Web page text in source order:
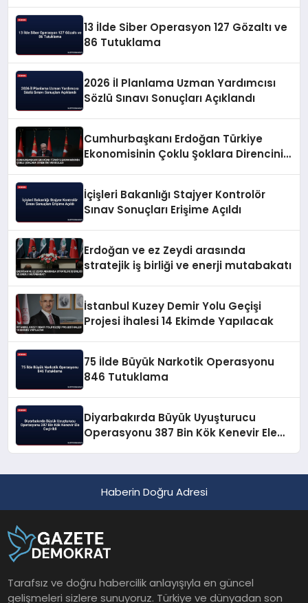
13 İlde Siber Operasyon 127 Gözaltı ve
86 Tutuklama
2026 İl Planlama Uzman Yardımcısı
Sözlü Sınavı Sonuçları Açıklandı
Cumhurbaşkanı Erdoğan Türkiye
Ekonomisinin Çoklu Şoklara Direncini
İçişleri Bakanlığı Stajyer Kontrolör
Sınav Sonuçları Erişime Açıldı
Erdoğan ve ez Zeydi arasında
stratejik iş birliği ve enerji mutabakatı
İstanbul Kuzey Demir Yolu Geçişi
Projesi İhalesi 14 Ekimde Yapılacak
75 İlde Büyük Narkotik Operasyonu
846 Tutuklama
Diyarbakırda Büyük Uyuşturucu
Operasyonu 387 Bin Kök Kenevir Ele
Haberin Doğru Adresi
Tarafsız ve doğru habercilik anlayışıyla en güncel
gelişmeleri sizlere sunuyoruz. Türkiye ve dünyadan son